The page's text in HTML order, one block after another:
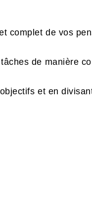
complet de vos
de manière
et en